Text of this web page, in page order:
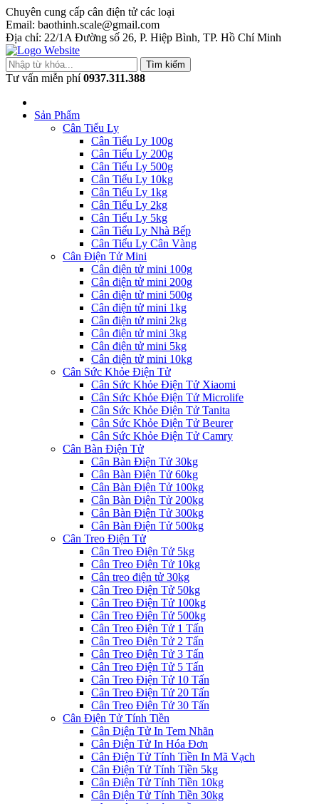
Chuyên cung cấp cân điện tử các loại
Email: baothinh.scale@gmail.com
Địa chỉ: 22/1A Đường số 26, P. Hiệp Bình, TP. Hồ Chí Minh
Tìm kiếm
Tư vấn miễn phí 0937.311.388
Sản Phẩm
Cân Tiểu Ly
Cân Tiểu Ly 100g
Cân Tiểu Ly 200g
Cân Tiểu Ly 500g
Cân Tiểu Ly 10kg
Cân Tiểu Ly 1kg
Cân Tiểu Ly 2kg
Cân Tiểu Ly 5kg
Cân Tiểu Ly Nhà Bếp
Cân Tiểu Ly Cân Vàng
Cân Điện Tử Mini
Cân điện tử mini 100g
Cân điện tử mini 200g
Cân điện tử mini 500g
Cân điện tử mini 1kg
Cân điện tử mini 2kg
Cân điện tử mini 3kg
Cân điện tử mini 5kg
Cân điện tử mini 10kg
Cân Sức Khỏe Điện Tử
Cân Sức Khỏe Điện Tử Xiaomi
Cân Sức Khỏe Điện Tử Microlife
Cân Sức Khỏe Điện Tử Tanita
Cân Sức Khỏe Điện Tử Beurer
Cân Sức Khỏe Điện Tử Camry
Cân Bàn Điện Tử
Cân Bàn Điện Tử 30kg
Cân Bàn Điện Tử 60kg
Cân Bàn Điện Tử 100kg
Cân Bàn Điện Tử 200kg
Cân Bàn Điện Tử 300kg
Cân Bàn Điện Tử 500kg
Cân Treo Điện Tử
Cân Treo Điện Tử 5kg
Cân Treo Điện Tử 10kg
Cân treo điện tử 30kg
Cân Treo Điện Tử 50kg
Cân Treo Điện Tử 100kg
Cân Treo Điện Tử 500kg
Cân Treo Điện Tử 1 Tấn
Cân Treo Điện Tử 2 Tấn
Cân Treo Điện Tử 3 Tấn
Cân Treo Điện Tử 5 Tấn
Cân Treo Điện Tử 10 Tấn
Cân Treo Điện Tử 20 Tấn
Cân Treo Điện Tử 30 Tấn
Cân Điện Tử Tính Tiền
Cân Điện Tử In Tem Nhãn
Cân Điện Tử In Hóa Đơn
Cân Điện Tử Tính Tiền In Mã Vạch
Cân Điện Tử Tính Tiền 5kg
Cân Điện Tử Tính Tiền 10kg
Cân Điện Tử Tính Tiền 30kg